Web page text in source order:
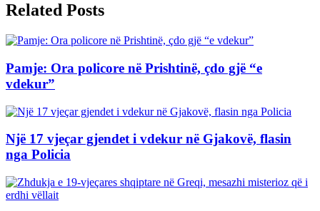
Related Posts
Pamje: Ora policore në Prishtinë, çdo gjë “e
vdekur”
Një 17 vjeçar gjendet i vdekur në Gjakovë, flasin
nga Policia